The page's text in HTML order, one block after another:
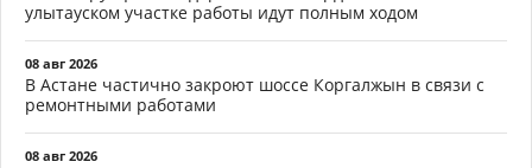
улытауском участке работы идут полным ходом
08 авг 2026
В Астане частично закроют шоссе Коргалжын в связи с
ремонтными работами
08 авг 2026